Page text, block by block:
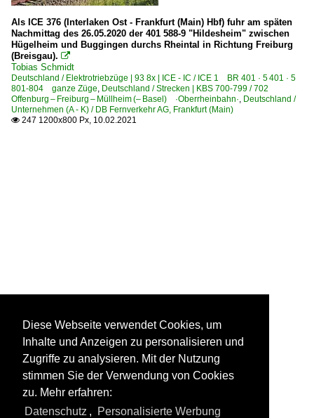
Als ICE 376 (Interlaken Ost - Frankfurt (Main) Hbf) fuhr am späten
Nachmittag des 26.05.2020 der 401 588-9 "Hildesheim" zwischen
Hügelheim und Buggingen durchs Rheintal in Richtung Freiburg
(Breisgau). 
Tobias Schmidt
Deutschland / Elektrotriebzüge | 93 8x | ICE - IC / ICE 1 BR 401 · 5 401 · 5
801-804 ganze Züge, Deutschland / Strecken | KBS 700-799 / 702
Offenburg – Freiburg – Müllheim (– Basel) ·Oberrheinbahn·, Deutschland /
Unternehmen (A - K) / DB Fernverkehr AG, Frankfurt (Main)
 247 1200x800 Px, 10.02.2021
Diese Webseite verwendet Cookies, um
Inhalte und Anzeigen zu personalisieren und
Zugriffe zu analysieren. Mit der Nutzung
stimmen Sie der Verwendung von Cookies
zu. Mehr erfahren:
Datenschutz , Personalisierte Werbung